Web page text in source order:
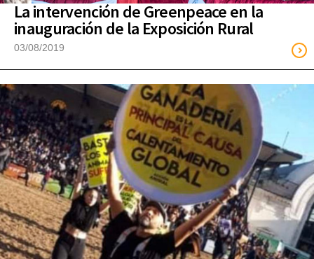
La intervención de Greenpeace en la
inauguración de la Exposición Rural
03/08/2019